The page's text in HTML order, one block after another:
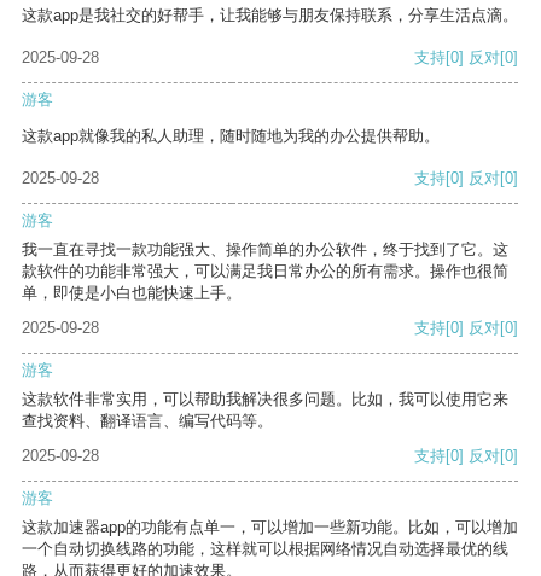
这款app是我社交的好帮手，让我能够与朋友保持联系，分享生活点滴。
2025-09-28 支持[0] 反对[0]
游客
这款app就像我的私人助理，随时随地为我的办公提供帮助。
2025-09-28 支持[0] 反对[0]
游客
我一直在寻找一款功能强大、操作简单的办公软件，终于找到了它。这
款软件的功能非常强大，可以满足我日常办公的所有需求。操作也很简
单，即使是小白也能快速上手。
2025-09-28
支持[0] 反对[0]
游客
这款软件非常实用，可以帮助我解决很多问题。比如，我可以使用它来
查找资料、翻译语言、编写代码等。
2025-09-28
支持[0] 反对[0]
游客
这款加速器app的功能有点单一，可以增加一些新功能。比如，可以增加
一个自动切换线路的功能，这样就可以根据网络情况自动选择最优的线
路，从而获得更好的加速效果。